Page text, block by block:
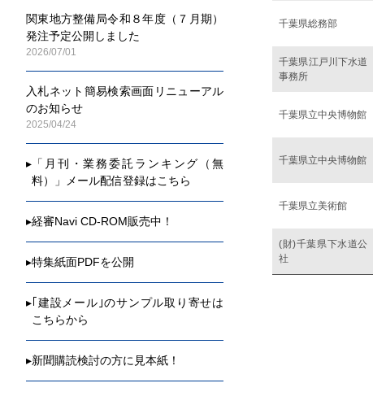
関東地方整備局令和８年度（７月期）
発注予定公開しました
2026/07/01
入札ネット簡易検索画面リニューアル
のお知らせ
2025/04/24
▸ 「月刊・業務委託ランキング（無
料）」メール配信登録はこちら
▸経審Navi CD-ROM販売中！
▸特集紙面PDFを公開
▸ ｢建設メール｣のサンプル取り寄せは
こちらから
▸新聞購読検討の方に見本紙！
千葉県総務部
千葉県江戸川下水道
事務所
千葉県立中央博物館
千葉県立中央博物館
千葉県立美術館
(財)千葉県下水道公
社